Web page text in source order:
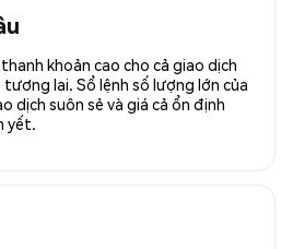
khoản cao cho cả giao dịch
lai. Sổ lệnh số lượng lớn của
dịch suôn sẻ và giá cả ổn định
yết.